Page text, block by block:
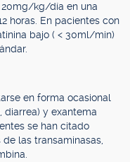
20mg/kg/día en una
horas. En pacientes con
bajo ( < 30ml/min)
en forma ocasional
diarrea) y exantema
se han citado
las transaminasas,